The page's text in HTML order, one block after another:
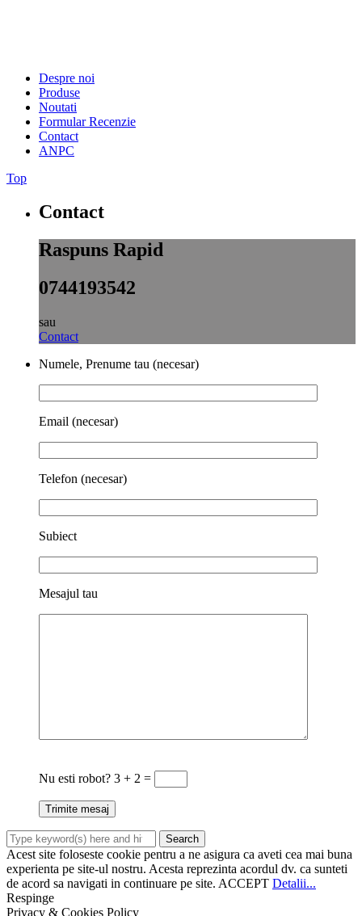
Despre noi
Produse
Noutati
Formular Recenzie
Contact
ANPC
Top
Contact
Raspuns Rapid
0744193542
sau
Contact
Numele, Prenume tau (necesar)
Email (necesar)
Telefon (necesar)
Subiect
Mesajul tau
Nu esti robot? 3 + 2 =
Acest site foloseste cookie pentru a ne asigura ca aveti cea mai buna
experienta pe site-ul nostru. Acesta reprezinta acordul dv. ca sunteti
de acord sa navigati in continuare pe site. ACCEPT Detalii...
Respinge
Privacy & Cookies Policy